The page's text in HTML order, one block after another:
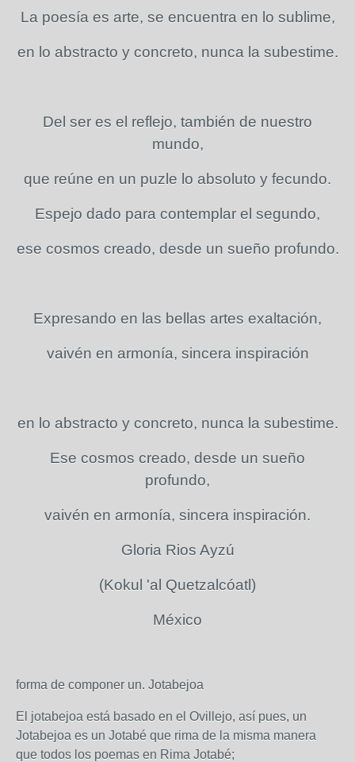
La poesía es arte, se encuentra en lo sublime,
en lo abstracto y concreto, nunca la subestime.
Del ser es el reflejo, también de nuestro
mundo,
que reúne en un puzle lo absoluto y fecundo.
Espejo dado para contemplar el segundo,
ese cosmos creado, desde un sueño profundo.
Expresando en las bellas artes exaltación,
vaivén en armonía, sincera inspiración
en lo abstracto y concreto, nunca la subestime.
Ese cosmos creado, desde un sueño
profundo,
vaivén en armonía, sincera inspiración.
Gloria Rios Ayzú
(Kokul 'al Quetzalcóatl)
México
forma de componer un. Jotabejoa
El jotabejoa está basado en el Ovillejo, así pues, un
Jotabejoa es un Jotabé que rima de la misma manera
que todos los poemas en Rima Jotabé;